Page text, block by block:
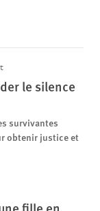
le silence
survivantes
obtenir justice et